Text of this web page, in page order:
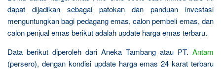
dapat dijadikan sebagai patokan dan panduan investasi
menguntungkan bagi pedagang emas, calon pembeli emas, dan
calon penjual emas berikut adalah update harga emas terbaru.
Data berikut diperoleh dari Aneka Tambang atau PT. Antam
(persero), dengan kondisi update harga emas 24 karat terbaru